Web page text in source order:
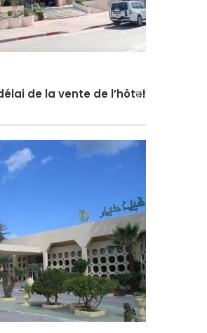
de la vente de l’hôtel